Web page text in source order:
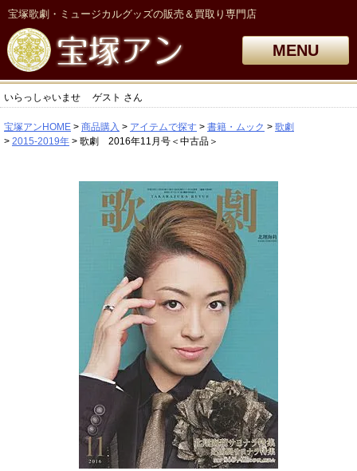
宝塚歌劇・ミュージカルグッズの販売＆買取り専門店
MENU
いらっしゃいませ ゲスト さん
宝塚アンHOME 商品購入 アイテムで探す 書籍・ムック
歌劇
2015-2019年
歌劇 2016年11月号＜中古品＞